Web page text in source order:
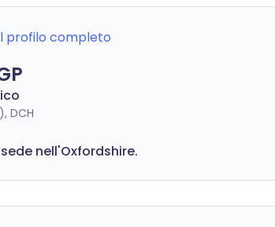
profilo completo
DCH
nell'Oxfordshire.